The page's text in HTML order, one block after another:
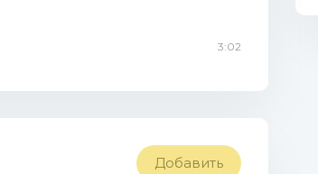
3:02
Добавить